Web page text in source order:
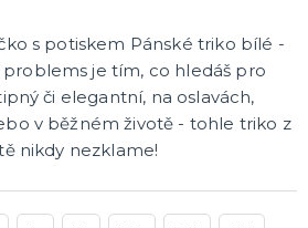
s potiskem Pánské triko bílé -
je tím, co hledáš pro
či elegantní, na oslavách,
v běžném životě - tohle triko z
nikdy nezklame!